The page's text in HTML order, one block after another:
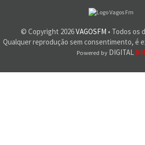
© Copyright 2026VAGOSFM • Todos os
Qualquer reprodução sem consentimento, é
Powered byDIGITAL RM